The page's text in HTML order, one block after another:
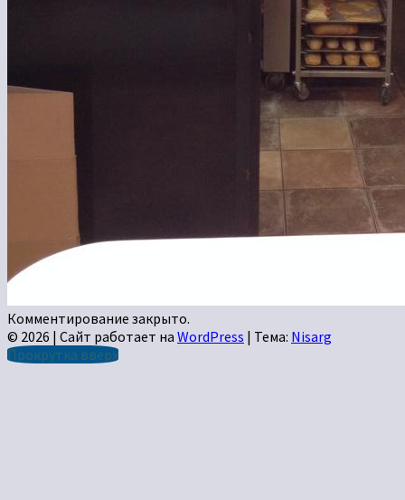
Комментирование закрыто.
© 2026 | Сайт работает на WordPress | Тема: Nisarg
Прокрутка вверх